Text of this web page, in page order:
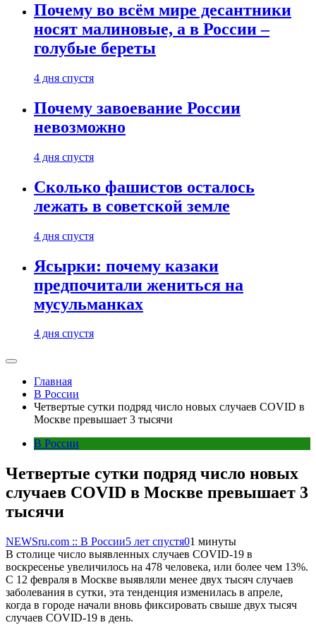
Почему во всём мире десантники
носят малиновые, а в России –
голубые береты
4 дня спустя
Почему завоевание России
невозможно
4 дня спустя
Сколько фашистов осталось
лежать в советской земле
4 дня спустя
Ясырки: почему казаки
предпочитали жениться на
мусульманках
4 дня спустя
Главная
В России
Четвертые сутки подряд число новых случаев COVID в
Москве превышает 3 тысячи
В России
Четвертые сутки подряд число новых
случаев COVID в Москве превышает 3
тысячи
NEWSru.com :: В России5 лет спустя01 минуты
В столице число выявленных случаев COVID-19 в
воскресенье увеличилось на 478 человека, или более чем 13%.
С 12 февраля в Москве выявляли менее двух тысяч случаев
заболевания в сутки, эта тенденция изменилась в апреле,
когда в городе начали вновь фиксировать свыше двух тысяч
случаев COVID-19 в день.